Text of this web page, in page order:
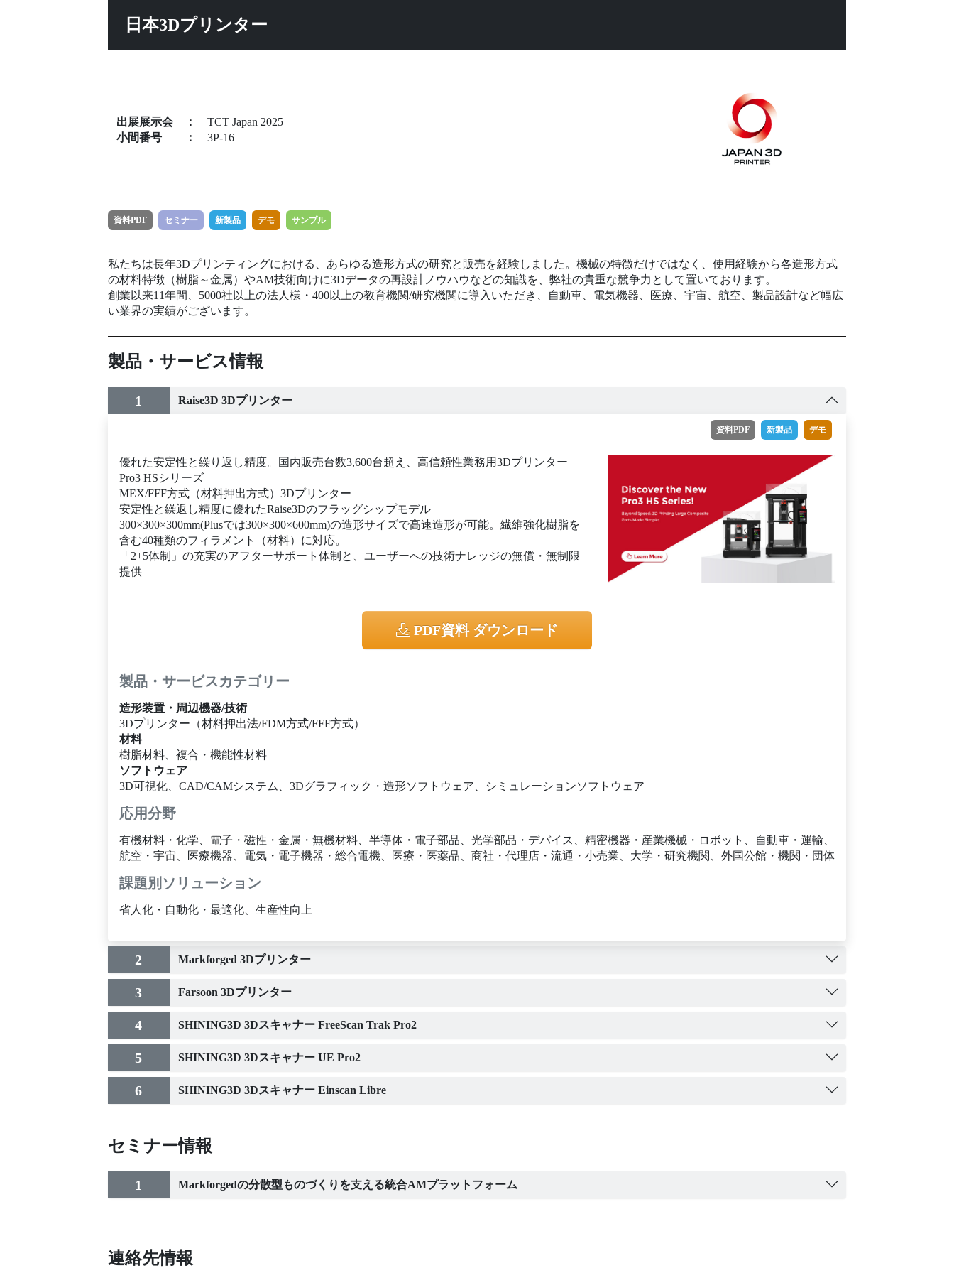
日本3Dプリンター
出展展示会 ： TCT Japan 2025
小間番号
： 3P-16
資料PDF セミナー 新製品 デモ サンプル
私たちは長年3Dプリンティングにおける、あらゆる造形方式の研究と販売を経験しました。機械の特徴だけではなく、使用経験から各造形方式
の材料特徴（樹脂～金属）やAM技術向けに3Dデータの再設計ノウハウなどの知識を、弊社の貴重な競争力として置いております。
創業以来11年間、5000社以上の法人様・400以上の教育機関/研究機関に導入いただき、自動車、電気機器、医療、宇宙、航空、製品設計など幅広
い業界の実績がございます。
製品・サービス情報
1 Raise3D 3Dプリンター
資料PDF 新製品 デモ
優れた安定性と繰り返し精度。国内販売台数3,600台超え、高信頼性業務用3Dプリンター
Pro3 HSシリーズ
MEX/FFF方式（材料押出方式）3Dプリンター
安定性と繰返し精度に優れたRaise3Dのフラッグシップモデル
300×300×300mm(Plusでは300×300×600mm)の造形サイズで高速造形が可能。繊維強化樹脂を
含む40種類のフィラメント（材料）に対応。
「2+5体制」の充実のアフターサポート体制と、ユーザーへの技術ナレッジの無償・無制限
提供
PDF資料 ダウンロード
製品・サービスカテゴリー
造形装置・周辺機器/技術
3Dプリンター（材料押出法/FDM方式/FFF方式）
材料
樹脂材料、複合・機能性材料
ソフトウェア
3D可視化、CAD/CAMシステム、3Dグラフィック・造形ソフトウェア、シミュレーションソフトウェア
応用分野
有機材料・化学、電子・磁性・金属・無機材料、半導体・電子部品、光学部品・デバイス、精密機器・産業機械・ロボット、自動車・運輸、
航空・宇宙、医療機器、電気・電子機器・総合電機、医療・医薬品、商社・代理店・流通・小売業、大学・研究機関、外国公館・機関・団体
課題別ソリューション
省人化・自動化・最適化、生産性向上
2 Markforged 3Dプリンター
3 Farsoon 3Dプリンター
4 SHINING3D 3Dスキャナー FreeScan Trak Pro2
5 SHINING3D 3Dスキャナー UE Pro2
6 SHINING3D 3Dスキャナー Einscan Libre
セミナー情報
1 Markforgedの分散型ものづくりを支える統合AMプラットフォーム
連絡先情報